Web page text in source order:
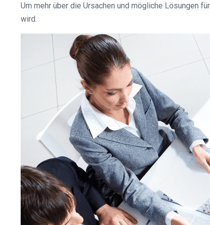
Um mehr über die Ursachen und mögliche Lösungen
wird.